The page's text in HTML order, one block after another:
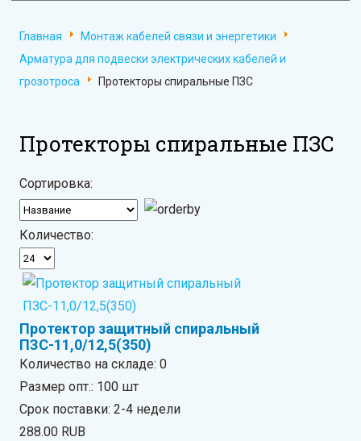
Главная
Монтаж кабелей связи и энергетики
Арматура для подвески электрических кабелей и
грозотроса
Протекторы спиральные ПЗС
Протекторы спиральные ПЗС
Сортировка:
Количество:
Протектор защитный спиральный
ПЗС-11,0/12,5(350)
Количество на складе:0
Размер опт.: 100 шт
Срок поставки: 2-4 недели
288.00 RUB